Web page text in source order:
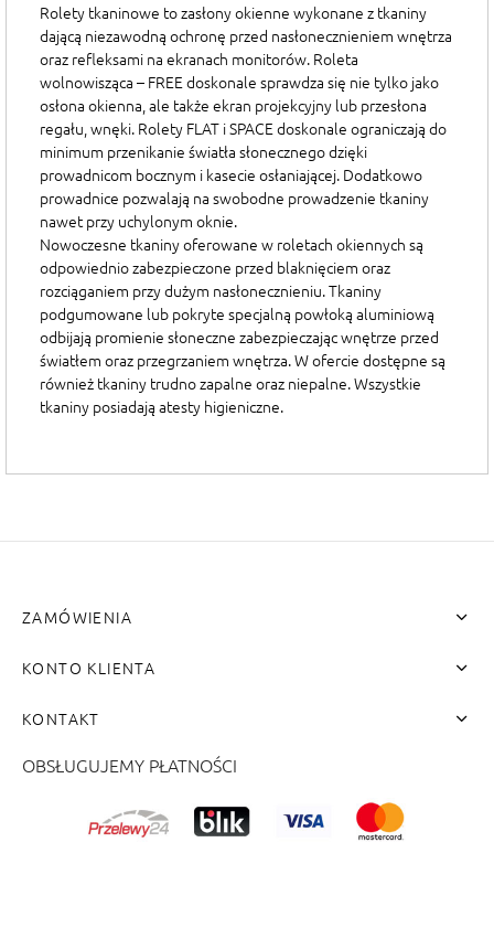
Rolety tkaninowe to zasłony okienne wykonane z tkaniny
dającą niezawodną ochronę przed nasłonecznieniem wnętrza
oraz refleksami na ekranach monitorów. Roleta
wolnowisząca – FREEdoskonale sprawdza się nie tylko jako
osłona okienna, ale także ekran projekcyjny lub przesłona
regału, wnęki. Rolety FLAT i SPACEdoskonale ograniczają do
minimum przenikanie światła słonecznego dzięki
prowadnicom bocznym i kasecie osłaniającej. Dodatkowo
prowadnice pozwalają na swobodne prowadzenie tkaniny
nawet przy uchylonym oknie.
Nowoczesne tkaninyoferowane w roletach okiennych są
odpowiednio zabezpieczone przed blaknięciem oraz
rozciąganiem przy dużym nasłonecznieniu. Tkaniny
podgumowane lub pokryte specjalną powłoką aluminiową
odbijają promienie słoneczne zabezpieczając wnętrze przed
światłem oraz przegrzaniem wnętrza. W ofercie dostępne są
również tkaniny trudno zapalne oraz niepalne. Wszystkie
tkaniny posiadają atesty higieniczne.
ZAMÓWIENIA
KONTO KLIENTA
KONTAKT
OBSŁUGUJEMY PŁATNOŚCI